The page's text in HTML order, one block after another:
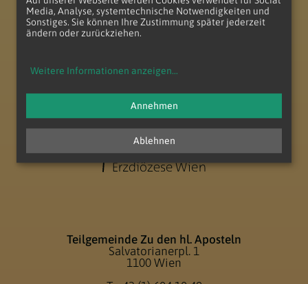
Teilgemeinde Zu den hl. Aposteln
Salvatorianerpl. 1
1100 Wien
Media, Analyse, systemtechnische Notwendigkeiten und
Sonstiges. Sie können Ihre Zustimmung später jederzeit
ändern oder zurückziehen.
Weitere Informationen anzeigen...
Ablehnen
Annehmen